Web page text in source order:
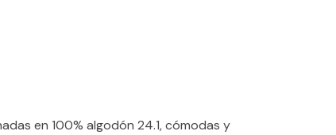
en 100% algodón 24.1, cómodas y